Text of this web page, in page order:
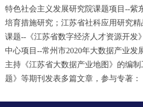
特色社会主义发展研究院课题项目--紫
培育措施研究；江苏省社科应用研究
课题--《江苏省数字经济人才资源开发
中心项目--常州市2020年大数据产业发
主持《江苏省大数据产业地图》的编
题》等期刊发表多篇文章，参与专著：